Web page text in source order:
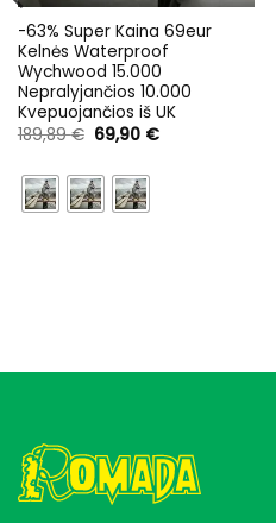
-63% Super Kaina 69eur
Kelnės Waterproof
Wychwood 15.000
Nepralyjančios 10.000
Kvepuojančios iš UK
189,89€ Original
price
189,89 €.
69,90 €Current